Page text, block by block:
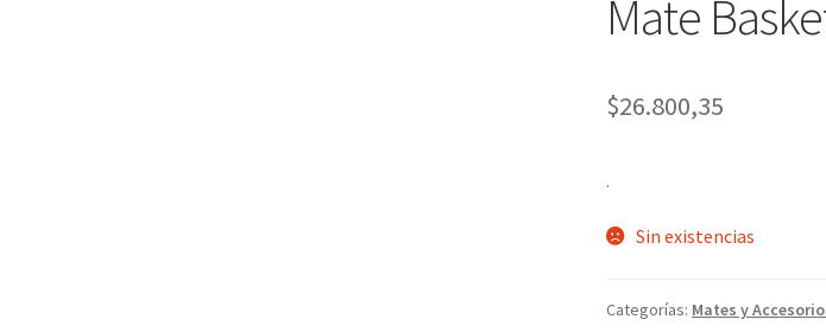
Mate
$26.800,35
.
Sin existencias
Categorías: Mates y